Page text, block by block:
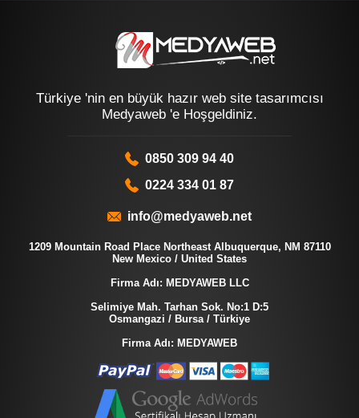
Türkiye 'nin en büyük hazır web site tasarımcısı
Medyaweb 'e Hoşgeldiniz.
0850 309 94 40
0224 334 01 87
info@medyaweb.net
1209 Mountain Road Place Northeast Albuquerque, NM 87110
New Mexico / United States
Firma Adı: MEDYAWEB LLC
Selimiye Mah. Tarhan Sok. No:1 D:5
Osmangazi / Bursa / Türkiye
Firma Adı: MEDYAWEB